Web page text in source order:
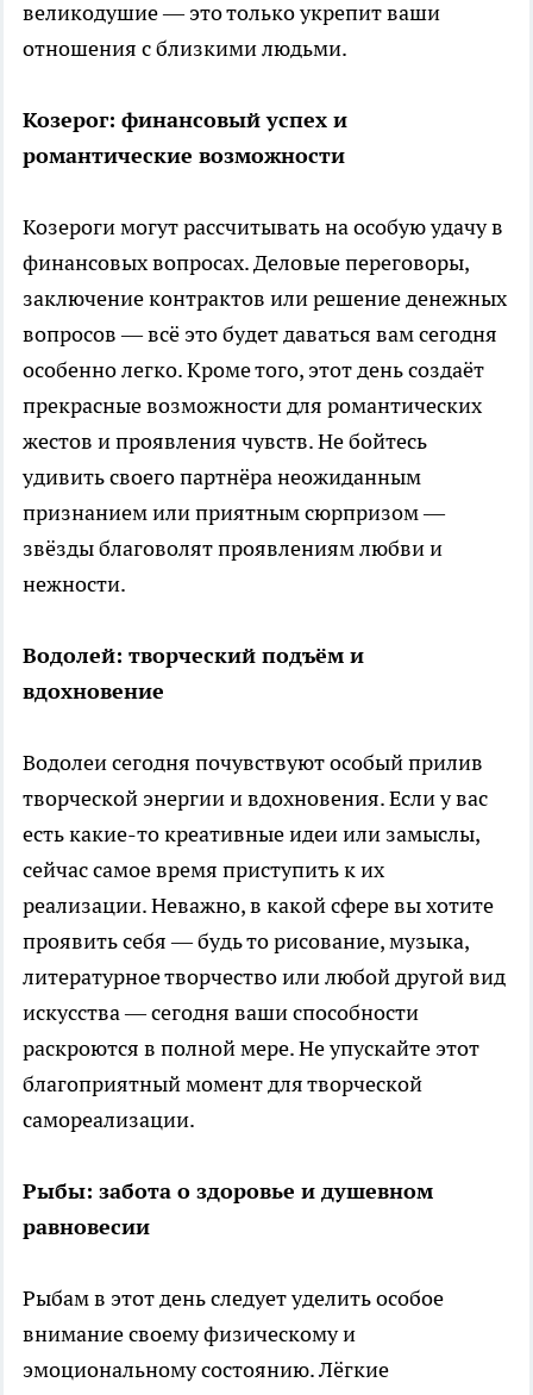
великодушие — это только укрепит ваши
отношения с близкими людьми.
Козерог: финансовый успех и
романтические возможности
Козероги могут рассчитывать на особую удачу в
финансовых вопросах. Деловые переговоры,
заключение контрактов или решение денежных
вопросов — всё это будет даваться вам сегодня
особенно легко. Кроме того, этот день создаёт
прекрасные возможности для романтических
жестов и проявления чувств. Не бойтесь
удивить своего партнёра неожиданным
признанием или приятным сюрпризом —
звёзды благоволят проявлениям любви и
нежности.
Водолей: творческий подъём и
вдохновение
Водолеи сегодня почувствуют особый прилив
творческой энергии и вдохновения. Если у вас
есть какие-то креативные идеи или замыслы,
сейчас самое время приступить к их
реализации. Неважно, в какой сфере вы хотите
проявить себя — будь то рисование, музыка,
литературное творчество или любой другой вид
искусства — сегодня ваши способности
раскроются в полной мере. Не упускайте этот
благоприятный момент для творческой
самореализации.
Рыбы: забота о здоровье и душевном
равновесии
Рыбам в этот день следует уделить особое
внимание своему физическому и
эмоциональному состоянию. Лёгкие